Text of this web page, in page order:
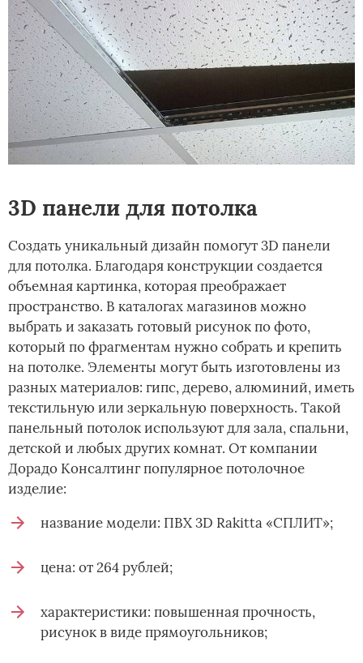
3D панели для потолка
Создать уникальный дизайн помогут 3D панели
для потолка. Благодаря конструкции создается
объемная картинка, которая преображает
пространство. В каталогах магазинов можно
выбрать и заказать готовый рисунок по фото,
который по фрагментам нужно собрать и крепить
на потолке. Элементы могут быть изготовлены из
разных материалов: гипс, дерево, алюминий, иметь
текстильную или зеркальную поверхность. Такой
панельный потолок используют для зала, спальни,
детской и любых других комнат. От компании
Дорадо Консалтинг популярное потолочное
изделие:
название модели: ПВХ 3D Rakitta «СПЛИТ»;
цена: от 264 рублей;
характеристики: повышенная прочность,
рисунок в виде прямоугольников;